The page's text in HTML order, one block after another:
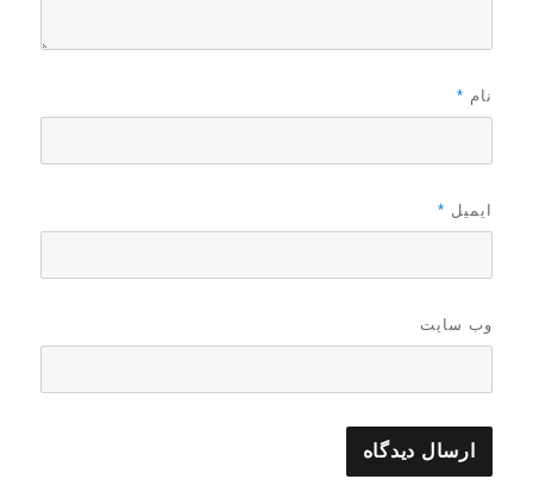
نام *
ایمیل *
وب‌ سایت